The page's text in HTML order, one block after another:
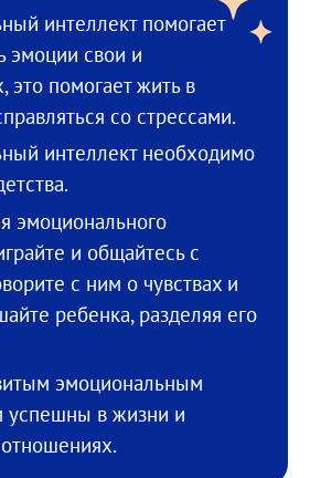
интеллект помогает
эмоции свои и
помогает жить в
со стрессами.
интеллект необходимо
эмоционального
и общайтесь с
с ним о чувствах и
ребенка, разделяя его
эмоциональным
успешны в жизни и